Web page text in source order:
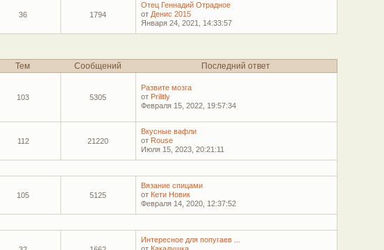
36 1794
Отец Геннадий Отрадное
от Денис 2015
Января 24, 2021, 14:33:57
Тем Сообщений
Последний ответ
103 5305
Развите мозга
от Prilitly
Февраля 15, 2022, 19:57:34
112 21220
Вкусные вафли
от Rouse
Июля 15, 2023, 20:21:11
105 5125
Вязание спицами
от Кети Новик
Февраля 14, 2020, 12:37:52
Интересное для попугаев ...